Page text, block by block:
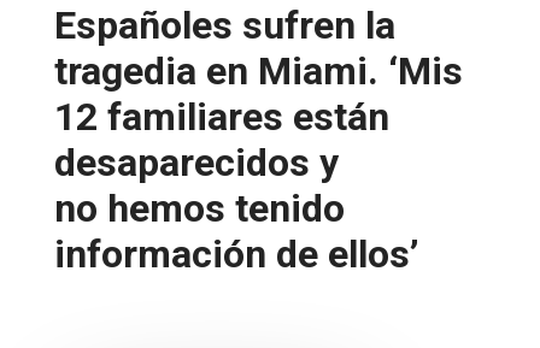
Españoles sufren la
tragedia en Miami. ‘Mis
12 familiares están
desaparecidos y
no hemos tenido
información de ellos’